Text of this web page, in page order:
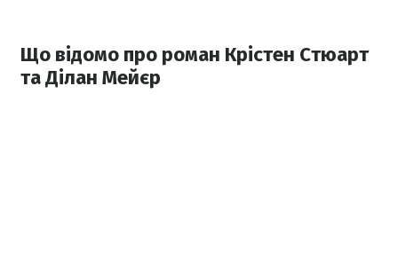
Що відомо про роман Крістен Стюарт
та Ділан Мейєр